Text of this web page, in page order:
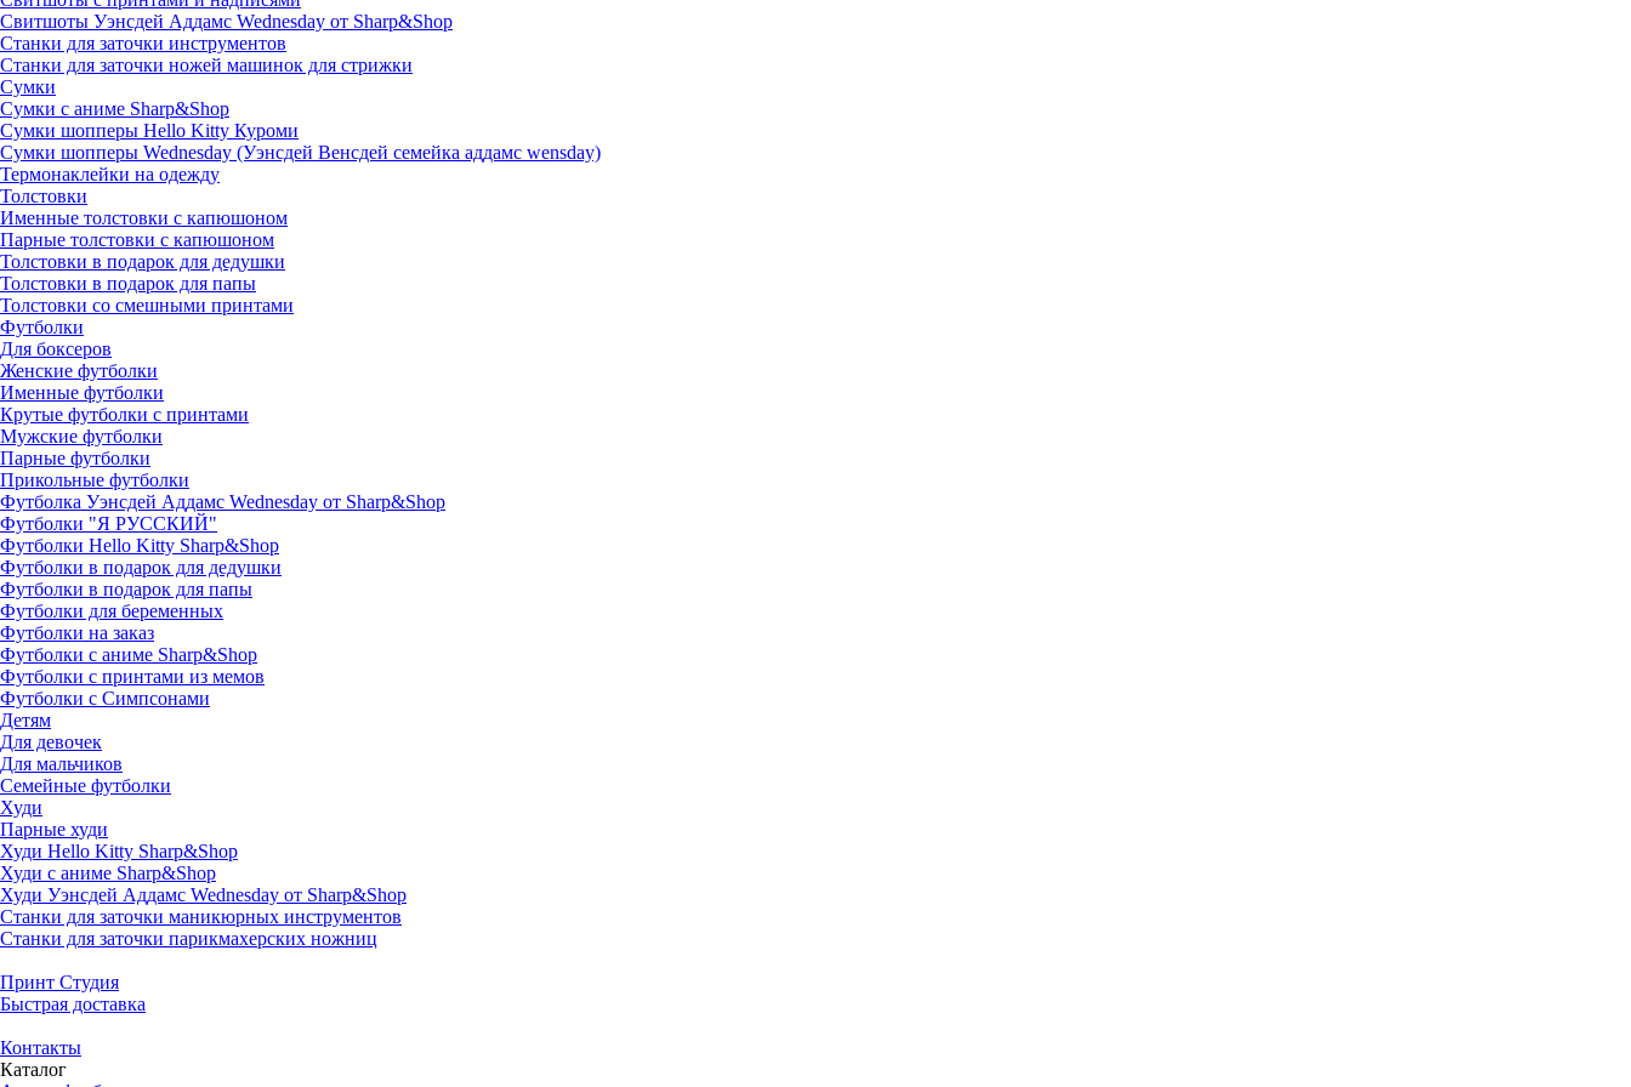
Свитшоты Уэнсдей Аддамс Wednesday от Sharp&Shop
Станки для заточки инструментов
Станки для заточки ножей машинок для стрижки
Сумки
Сумки с аниме Sharp&Shop
Сумки шопперы Hello Kitty Куроми
Сумки шопперы Wednesday (Уэнсдей Венсдей семейка аддамс wensday)
Термонаклейки на одежду
Толстовки
Именные толстовки с капюшоном
Парные толстовки с капюшоном
Толстовки в подарок для дедушки
Толстовки в подарок для папы
Толстовки со смешными принтами
Футболки
Для боксеров
Женские футболки
Именные футболки
Крутые футболки с принтами
Мужские футболки
Парные футболки
Прикольные футболки
Футболка Уэнсдей Аддамс Wednesday от Sharp&Shop
Футболки "Я РУССКИЙ"
Футболки Hello Kitty Sharp&Shop
Футболки в подарок для дедушки
Футболки в подарок для папы
Футболки для беременных
Футболки на заказ
Футболки с аниме Sharp&Shop
Футболки с принтами из мемов
Футболки с Симпсонами
Детям
Для девочек
Для мальчиков
Семейные футболки
Худи
Парные худи
Худи Hello Kitty Sharp&Shop
Худи с аниме Sharp&Shop
Худи Уэнсдей Аддамс Wednesday от Sharp&Shop
Станки для заточки маникюрных инструментов
Станки для заточки парикмахерских ножниц
Принт Студия
Быстрая доставка
Контакты
Каталог